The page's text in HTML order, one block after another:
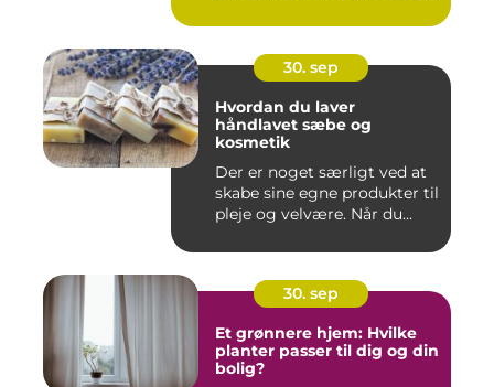
30. sep
Hvordan du laver
håndlavet sæbe og
kosmetik
Der er noget særligt ved at
skabe sine egne produkter til
pleje og velvære. Når du...
30. sep
Et grønnere hjem: Hvilke
planter passer til dig og din
bolig?